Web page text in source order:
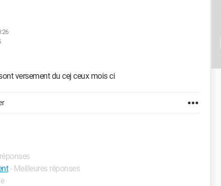
versement du cej ceux mois ci
- Meilleures réponses